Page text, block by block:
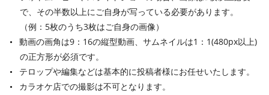
で、その半数以上にご自身が写っている必要があります。
（例：5枚のうち3枚はご自身の画像）
動画の画角は9：16の縦型動画、サムネイルは1：1(480px以上)
の正方形が必須です。
テロップや編集などは基本的に投稿者様にお任せいたします。
カラオケ店での撮影は不可となります。